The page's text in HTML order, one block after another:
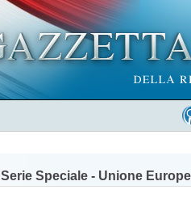
Serie Speciale - Unione